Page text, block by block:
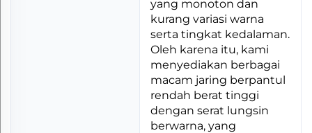
yang monoton dan
kurang variasi warna
serta tingkat kedalaman.
Oleh karena itu, kami
menyediakan berbagai
macam jaring berpantul
rendah berat tinggi
dengan serat lungsin
berwarna, yang